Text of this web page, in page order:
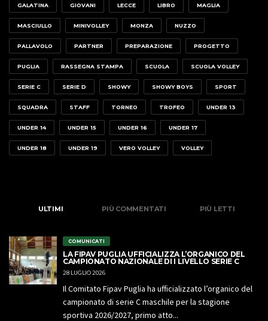
GALATINA GIOVANI LECCE LIBRO MAGLIA
MASCIULLO MINIVOLLEY MONZA NUZZO
PALLAVOLO PARTNER PREPARAZIONE PROGETTO
PUGLIA RASSEGNA STAMPA SCUOLA SCUOLA VOLLEY
SERIE C SERIE D SHOWY SHOWY BOYS SPORT
SQUADRA STAFF TORNEO TROFEO UNDER 13
UNDER 14 UNDER 15 UNDER 16 UNDER 17
UNDER 18 UNDER 19 VERO VOLLEY VOLLEY
ULTIMI PIÙ COMMENTATI PIÙ LETTI
COMUNICATI
LA FIPAV PUGLIA UFFICIALIZZA L’ORGANICO DEL
CAMPIONATO NAZIONALE DI I LIVELLO SERIE C
28 LUGLIO 2026
Il Comitato Fipav Puglia ha ufficializzato l’organico del
campionato di serie C maschile per la stagione
sportiva 2026/2027, primo atto...